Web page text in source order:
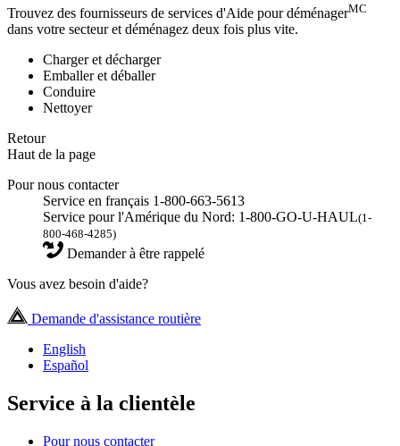
Trouvez des fournisseurs de services d'Aide pour déménagerMC
dans votre secteur et déménagez deux fois plus vite.
Charger et décharger
Emballer et déballer
Conduire
Nettoyer
Retour
Haut de la page
Pour nous contacter
Service en français 1-800-663-5613
Service pour l'Amérique du Nord: 1-800-GO-U-HAUL(1-
800-468-4285)
Demander à être rappelé
Vous avez besoin d'aide?
Demande d'assistance routière
English
Español
Service à la clientèle
Pour nous contacter